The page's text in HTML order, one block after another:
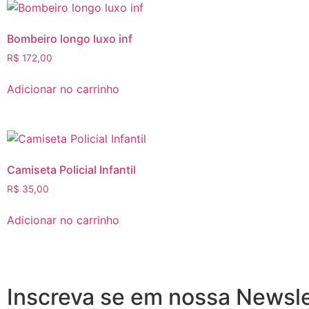
Bombeiro longo luxo inf
R$ 172,00
Adicionar no carrinho
Camiseta Policial Infantil
R$ 35,00
Adicionar no carrinho
Inscreva se em nossa